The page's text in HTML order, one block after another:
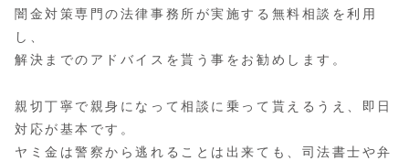
闇金対策専門の法律事務所が実施する無料相談 を利用
し、
解決までのアドバイスを貰う事をお勧めします。
親切丁寧で親身になって相談に乗って貰えるうえ、即日
対応が基本です。
ヤミ金は警察から逃れることは出来ても、司法書士や弁